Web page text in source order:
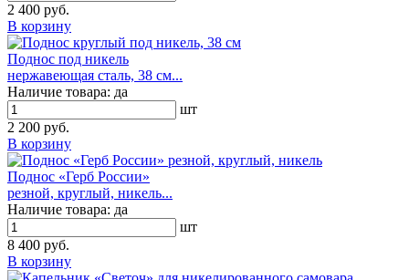
2 400 руб.
В корзину
Поднос под никель
нержавеющая сталь, 38 см...
Наличие товара: да
шт
2 200 руб.
В корзину
Поднос «Герб России»
резной, круглый, никель...
Наличие товара: да
шт
8 400 руб.
В корзину